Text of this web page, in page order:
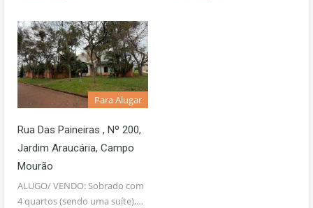
Para Alugar
Rua Das Paineiras , Nº 200,
Jardim Araucária, Campo
Mourão
ALUGO/ VENDO: Sobrado com
4 quartos (sendo uma suíte),…